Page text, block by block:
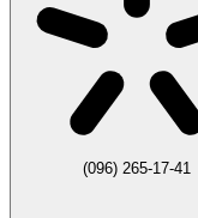
(096) 265-17-41